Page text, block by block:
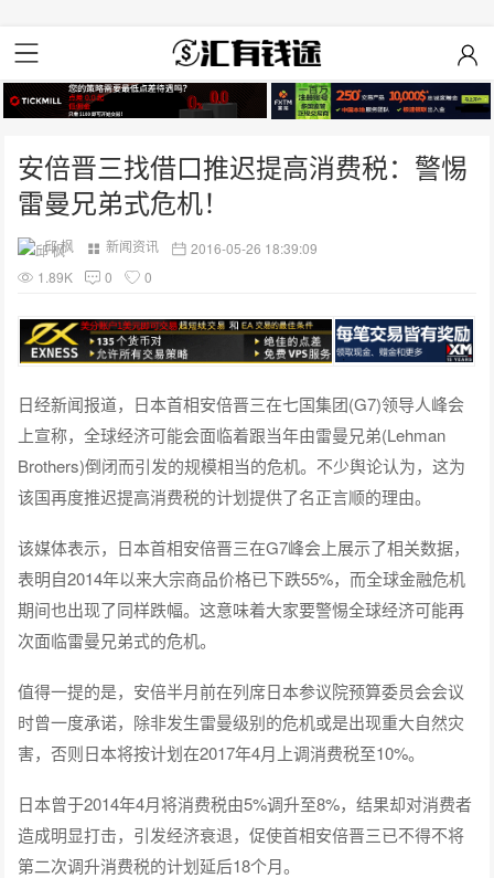
安倍晋三找借口推迟提高消费税：警惕
雷曼兄弟式危机！
邱 枫 新闻资讯
2016-05-26 18:39:09
1.89K
0 0
日经新闻报道，日本首相安倍晋三在七国集团(G7)领导人峰会
上宣称，全球经济可能会面临着跟当年由雷曼兄弟(Lehman
Brothers)倒闭而引发的规模相当的危机。不少舆论认为，这为
该国再度推迟提高消费税的计划提供了名正言顺的理由。
该媒体表示，日本首相安倍晋三在G7峰会上展示了相关数据，
表明自2014年以来大宗商品价格已下跌55%，而全球金融危机
期间也出现了同样跌幅。这意味着大家要警惕全球经济可能再
次面临雷曼兄弟式的危机。
值得一提的是，安倍半月前在列席日本参议院预算委员会会议
时曾一度承诺，除非发生雷曼级别的危机或是出现重大自然灾
害，否则日本将按计划在2017年4月上调消费税至10%。
日本曾于2014年4月将消费税由5%调升至8%，结果却对消费者
造成明显打击，引发经济衰退，促使首相安倍晋三已不得不将
第二次调升消费税的计划延后18个月。